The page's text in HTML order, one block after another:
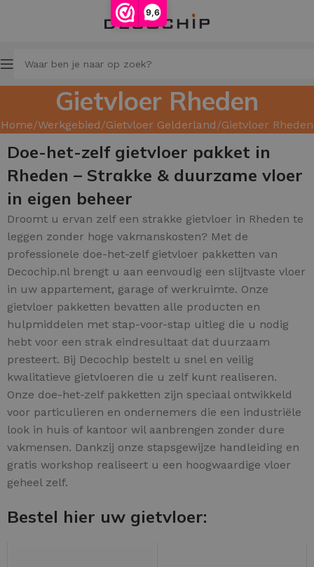
9,6
Gietvloer Rheden
Home Werkgebied Gietvloer Gelderland Gietvloer Rheden
Doe-het-zelf gietvloer pakket in
Rheden – Strakke & duurzame vloer
in eigen beheer
Droomt u ervan zelf een strakke gietvloer in Rheden te
leggen zonder hoge vakmanskosten? Met de
professionele doe-het-zelf gietvloer pakketten van
Decochip.nl brengt u aan eenvoudig een slijtvaste vloer
in uw appartement, garage of werkruimte. Onze
gietvloer pakketten bevatten alle producten en
hulpmiddelen met stap-voor-stap uitleg die u nodig
hebt voor een strak eindresultaat dat duurzaam
presteert. Bij Decochip bestelt u snel en veilig
kwalitatieve gietvloeren die u zelf kunt realiseren.
Onze doe-het-zelf pakketten zijn speciaal ontwikkeld
voor particulieren en ondernemers die een industriële
look in huis of kantoor wil aanbrengen zonder dure
vakmensen. Dankzij onze stapsgewijze handleiding en
gratis workshop realiseert u een hoogwaardige vloer
geheel zelf.
Bestel hier uw gietvloer: